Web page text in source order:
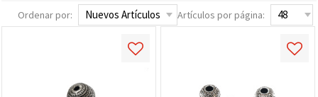
Ordenar por: Artículos por página: